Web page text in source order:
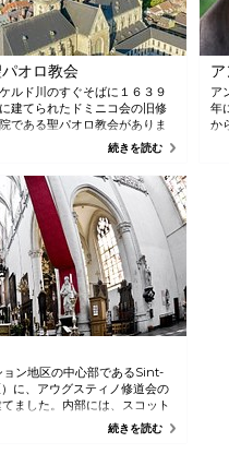
オロ教会
ルド川のすぐそばに１６３９
建てられたドミニコ会の旧修
である聖パオロ教会がありま
。華麗なバロック様式の祭壇や
ルダーンス、ルーベンスそして
ァン•ダイクの作品５０点以上を
２００以上の絵画画像を鑑賞
ます。
続きを読む
ア
年
か
ン地区の中心部であるSint-
に、アウグスティノ修道会の
ました。内部には、スコット
ド）の記念碑など十七世紀の
ができます。十九世紀の説教壇
続きを読む